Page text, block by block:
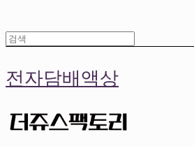
전자담배액상